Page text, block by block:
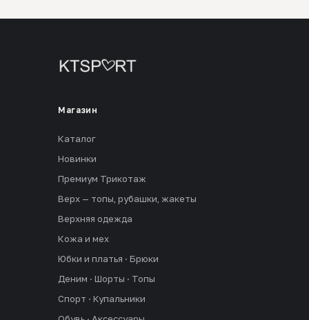
Магазин
Каталог
Новинки
Премиум Трикотаж
Верх — топы, рубашки, жакеты
Верхняя одежда
Кожа и мех
Юбки и платья · Брюки
Деним · Шорты · Топы
Спорт · Купальники